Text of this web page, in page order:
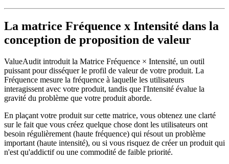
La matrice Fréquence x Intensité dans la
conception de proposition de valeur
ValueAudit introduit la Matrice Fréquence × Intensité, un outil
puissant pour disséquer le profil de valeur de votre produit. La
Fréquence mesure la fréquence à laquelle les utilisateurs
interagissent avec votre produit, tandis que l'Intensité évalue la
gravité du problème que votre produit aborde.
En plaçant votre produit sur cette matrice, vous obtenez une clarté
sur le fait que vous créez quelque chose dont les utilisateurs ont
besoin régulièrement (haute fréquence) qui résout un problème
important (haute intensité), ou si vous risquez de créer un produit qui
n'est qu'addictif ou une commodité de faible priorité.